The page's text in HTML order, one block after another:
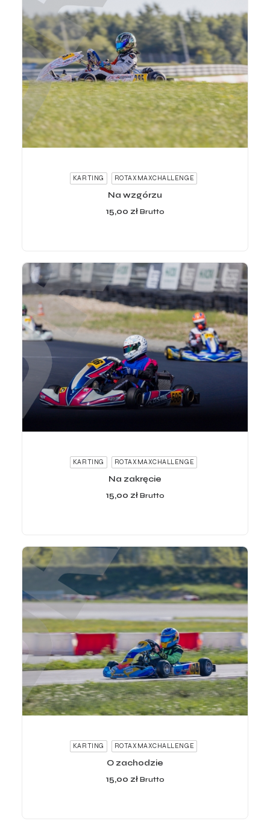
KARTING ROTAXMAXCHALLENGE
Na wzgórzu
15,00 zł Brutto
KARTING ROTAXMAXCHALLENGE
Na zakręcie
15,00 zł Brutto
KARTING ROTAXMAXCHALLENGE
O zachodzie
15,00 zł Brutto